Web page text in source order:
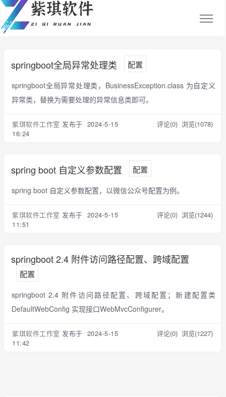
springboot全局异常处理类 配置
springboot全局异常处理类，BusinessException.class 为自定义
异常类，替换为需要处理的异常信息类即可。
紫琪软件工作室 发布于 2024-5-15
16:24
评论(0) 浏览(1078)
spring boot 自定义参数配置 配置
spring boot 自定义参数配置，以微信公众号配置为例。
紫琪软件工作室 发布于 2024-5-15
11:51
评论(0) 浏览(1244)
springboot 2.4 附件访问路径配置、跨域配置
配置
springboot 2.4 附件访问路径配置、跨域配置；新建配置类
DefaultWebConfig 实现接口WebMvcConfigurer。
紫琪软件工作室 发布于 2024-5-15
11:42
评论(0) 浏览(1227)